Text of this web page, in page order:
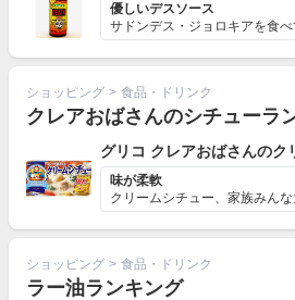
優しいデスソース
ショッピング > 食品・ドリンク
クレアおばさんのシチューラ
グリコ クレアおばさんのク
味が柔軟
ショッピング > 食品・ドリンク
ラー油ランキング